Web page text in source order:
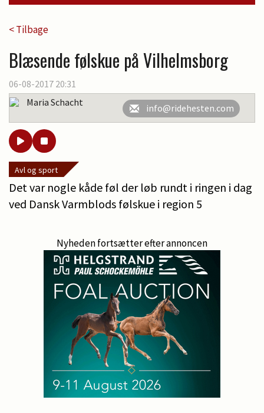
< Tilbage
Blæsende følskue på Vilhelmsborg
06-08-2017 20:31
Maria Schacht
info@ridehesten.com
Avl og sport
Det var nogle kåde føl der løb rundt i ringen i dag
ved Dansk Varmblods følskue i region 5
Nyheden fortsætter efter annoncen